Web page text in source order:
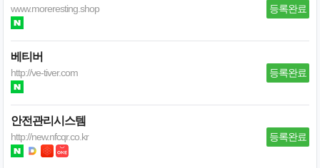
www.moreresting.shop 등록완료
베티버
http://ve-tiver.com 등록완료
안전관리시스템
http://new.nfcqr.co.kr 등록완료